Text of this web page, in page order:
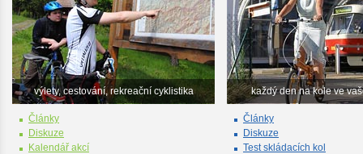
výlety, cestování, rekreační cyklistika
Články
Diskuze
Kalendář akcí
každý den na kole ve
Články
Diskuze
Test skládacích kol